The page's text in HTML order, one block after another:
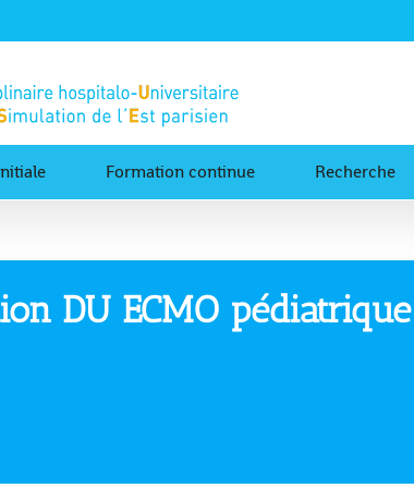
Formation continue Recherche
DU ECMO pédiatrique